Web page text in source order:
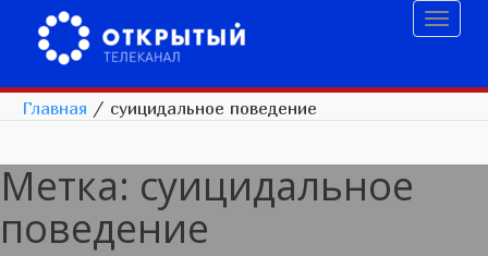
Главная / суицидальное поведение
Метка: суицидальное
поведение